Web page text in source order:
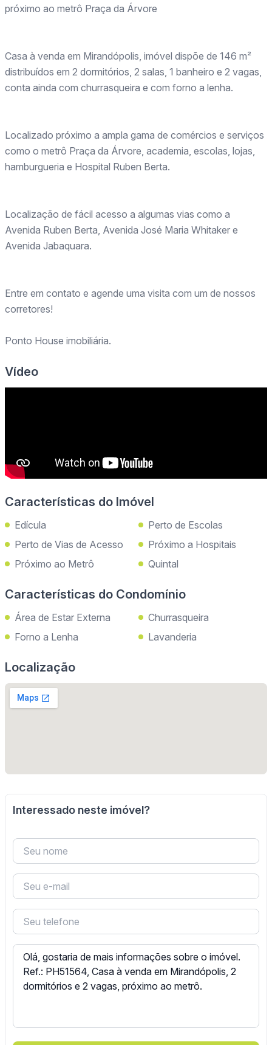
próximo ao metrô Praça da Árvore
Casa à venda em Mirandópolis, imóvel dispõe de 146 m²
distribuídos em 2 dormitórios, 2 salas, 1 banheiro e 2 vagas,
conta ainda com churrasqueira e com forno a lenha.
Localizado próximo a ampla gama de comércios e serviços
como o metrô Praça da Árvore, academia, escolas, lojas,
hamburgueria e Hospital Ruben Berta.
Localização de fácil acesso a algumas vias como a
Avenida Ruben Berta, Avenida José Maria Whitaker e
Avenida Jabaquara.
Entre em contato e agende uma visita com um de nossos
corretores!
Ponto House imobiliária.
Vídeo
Características do Imóvel
Edícula
Perto de Escolas
Perto de Vias de Acesso
Próximo a Hospitais
Próximo ao Metrô
Quintal
Características do Condomínio
Área de Estar Externa
Churrasqueira
Forno a Lenha
Lavanderia
Localização
Interessado neste imóvel?